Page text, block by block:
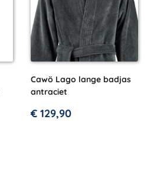
Cawö Lago lange badjas
antraciet
€ 129,90